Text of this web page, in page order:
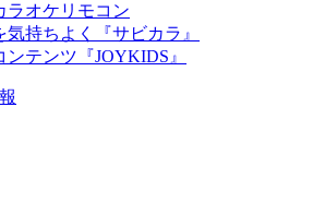
ラオケリモコン
気持ちよく『サビカラ』
テンツ『JOYKIDS』